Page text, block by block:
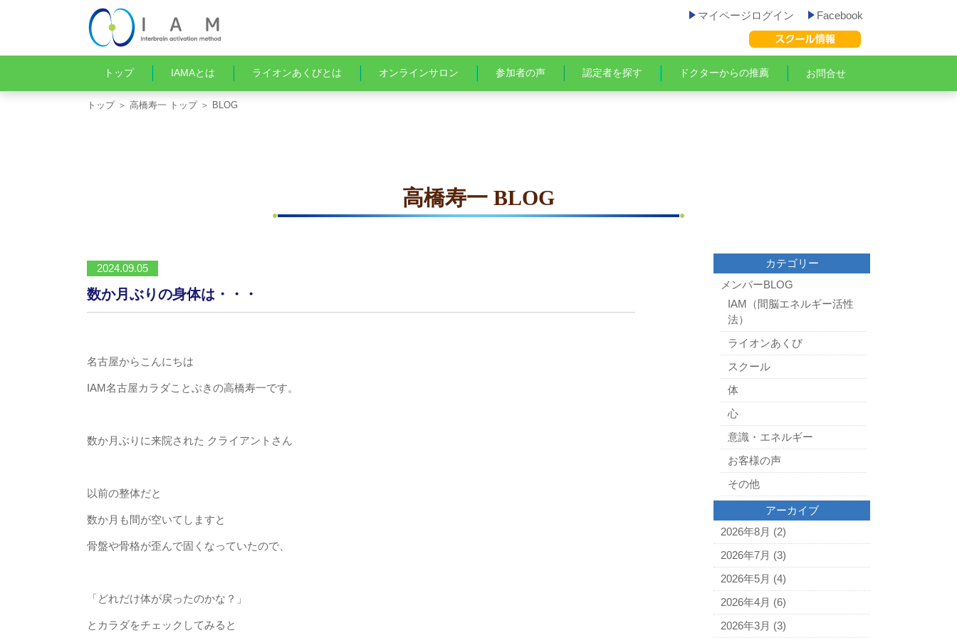
マイページログイン Facebook
トップ IAMAとは ライオンあくびとは オンラインサロン 参加者の声 認定者を探す ドクターからの推薦 お問合せ
トップ＞ 高橋寿一 トップ＞ BLOG
高橋寿一 BLOG
2024.09.05
数か月ぶりの身体は・・・
名古屋からこんにちは
IAM名古屋カラダことぶきの高橋寿一です。
数か月ぶりに来院された クライアントさん
以前の整体だと
数か月も間が空いてしますと
骨盤や骨格が歪んで固くなっていたので、
「どれだけ体が戻ったのかな？」
とカラダをチェックしてみると
カテゴリー
メンバーBLOG
IAM（間脳エネルギー活性
法）
ライオンあくび
スクール
体
心
意識・エネルギー
お客様の声
その他
アーカイブ
2026年8月 (2)
2026年7月 (3)
2026年5月 (4)
2026年4月 (6)
2026年3月 (3)